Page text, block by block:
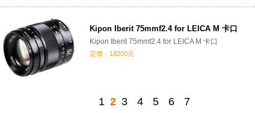
Kipon Iberit 75mmf2.4 for LEICA M 卡口
Kipon Iberit 75mmf2.4 for LEICA M 卡口
定價﹕18200元
1 2 3 4 5 6 7